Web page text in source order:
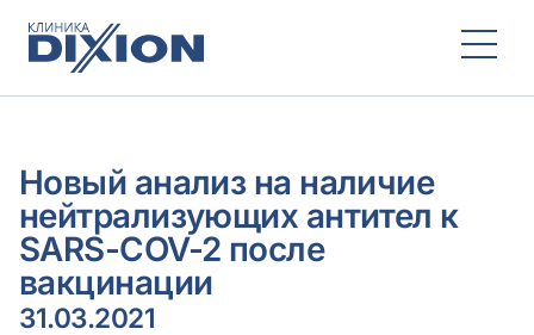
Новый анализ на наличие
нейтрализующих антител к
SARS-COV-2 после
вакцинации
31.03.2021